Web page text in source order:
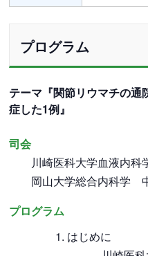
プログラム
テーマ『関節リウマチの
症した1例』
司会
川崎医科大学血液内
岡山大学総合内科学
プログラム
はじめに